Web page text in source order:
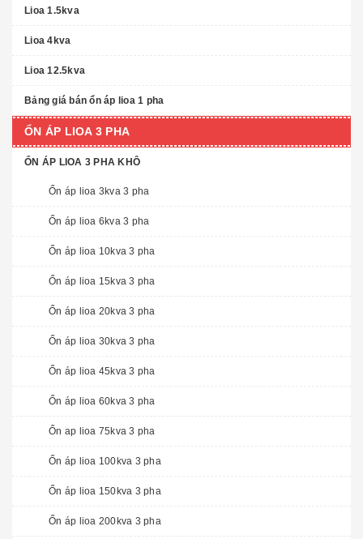
Lioa 1.5kva
Lioa 4kva
Lioa 12.5kva
Bảng giá bán ổn áp lioa 1 pha
ỔN ÁP LIOA 3 PHA
ỔN ÁP LIOA 3 PHA KHÔ
Ổn áp lioa 3kva 3 pha
Ổn áp lioa 6kva 3 pha
Ổn áp lioa 10kva 3 pha
Ổn áp lioa 15kva 3 pha
Ổn áp lioa 20kva 3 pha
Ổn áp lioa 30kva 3 pha
Ổn áp lioa 45kva 3 pha
Ổn áp lioa 60kva 3 pha
Ổn ap lioa 75kva 3 pha
Ổn áp lioa 100kva 3 pha
Ổn áp lioa 150kva 3 pha
Ổn áp lioa 200kva 3 pha